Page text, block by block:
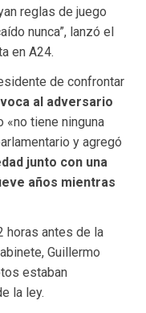
reglas de juego
nunca”, lanzó el
en A24.
de confrontar
al adversario
«no tiene ninguna
y agregó
junto con una
años mientras
horas antes de la
Guillermo
estaban
la ley.